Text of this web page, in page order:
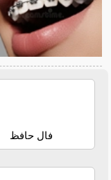
فال حافظ